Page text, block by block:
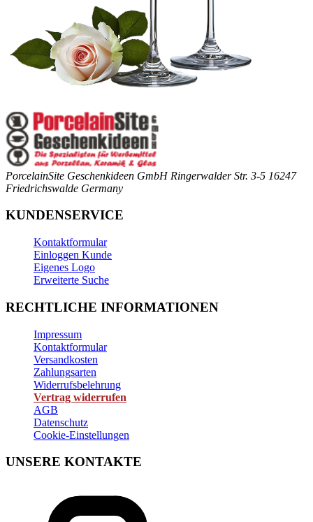
PorcelainSite Geschenkideen GmbH Ringerwalder Str. 3-5 16247
Friedrichswalde Germany
KUNDENSERVICE
Kontaktformular
Einloggen Kunde
Eigenes Logo
Erweiterte Suche
RECHTLICHE INFORMATIONEN
Impressum
Kontaktformular
Versandkosten
Zahlungsarten
Widerrufsbelehrung
Vertrag widerrufen
AGB
Datenschutz
Cookie-Einstellungen
UNSERE KONTAKTE